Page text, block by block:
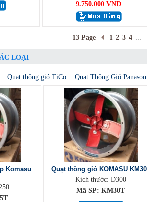
9.750.000 VND
13 Page 1 2 3 4 ...
LOẠI
Quạt thông gió TiCo Quạt Thông Gió
Komasu
Quạt thông gió KOMASU
Kích thước: D300
Mã SP: KM30T